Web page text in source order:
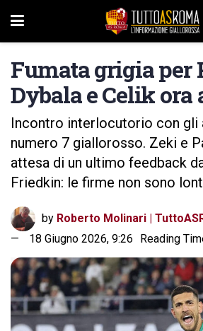
Fumata grigia per
Dybala e Celik ora
Incontro interlocutorio con gli
numero 7 giallorosso. Zeki e
attesa di un ultimo feedback
Friedkin: le firme non sono
by Roberto Molinari |
18 Giugno 2026, 9:26
Reading